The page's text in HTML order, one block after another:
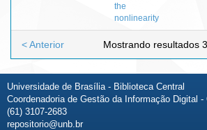
the
nonlinearity
Mostrando resultados
< Anterior
Universidade de Brasília - Biblioteca Central
Coordenadoria de Gestão da Informação Digital -
(61) 3107-2683
repositorio@unb.br